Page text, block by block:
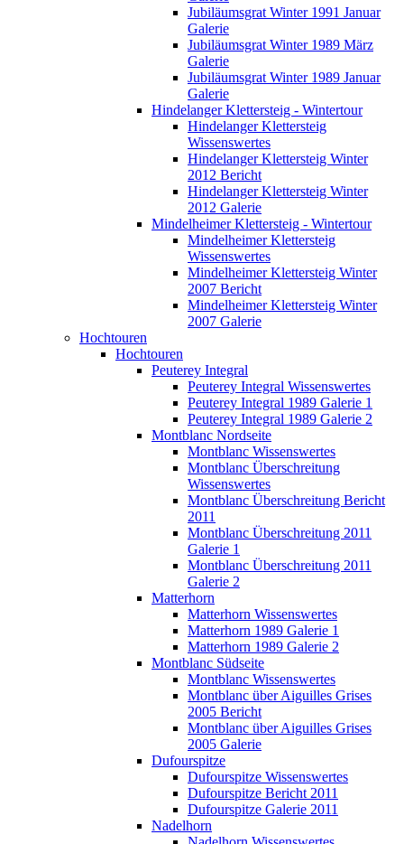
Jubiläumsgrat Winter 1991 Januar
Galerie
Jubiläumsgrat Winter 1989 März
Galerie
Jubiläumsgrat Winter 1989 Januar
Galerie
Hindelanger Klettersteig - Wintertour
Hindelanger Klettersteig
Wissenswertes
Hindelanger Klettersteig Winter
2012 Bericht
Hindelanger Klettersteig Winter
2012 Galerie
Mindelheimer Klettersteig - Wintertour
Mindelheimer Klettersteig
Wissenswertes
Mindelheimer Klettersteig Winter
2007 Bericht
Mindelheimer Klettersteig Winter
2007 Galerie
Hochtouren
Hochtouren
Peuterey Integral
Peuterey Integral Wissenswertes
Peuterey Integral 1989 Galerie 1
Peuterey Integral 1989 Galerie 2
Montblanc Nordseite
Montblanc Wissenswertes
Montblanc Überschreitung
Wissenswertes
Montblanc Überschreitung Bericht
2011
Montblanc Überschreitung 2011
Galerie 1
Montblanc Überschreitung 2011
Galerie 2
Matterhorn
Matterhorn Wissenswertes
Matterhorn 1989 Galerie 1
Matterhorn 1989 Galerie 2
Montblanc Südseite
Montblanc Wissenswertes
Montblanc über Aiguilles Grises
2005 Bericht
Montblanc über Aiguilles Grises
2005 Galerie
Dufourspitze
Dufourspitze Wissenswertes
Dufourspitze Bericht 2011
Dufourspitze Galerie 2011
Nadelhorn